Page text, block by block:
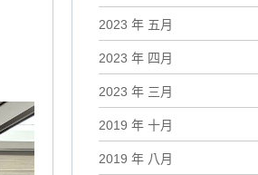
2023 年 五月
2023 年 四月
2023 年 三月
2019 年 十月
2019 年 八月